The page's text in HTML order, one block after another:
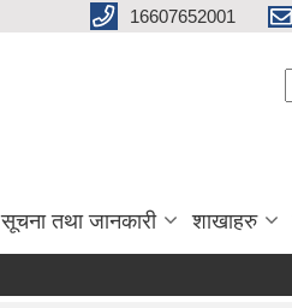
16607652001
सूचना तथा जानकारी शाखाहरु